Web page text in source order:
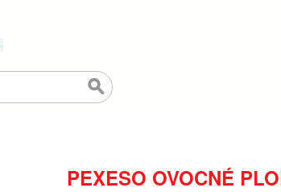
PEXESO OVOCNÉ